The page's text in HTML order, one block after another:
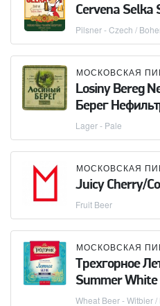
Cervena Selka
Pilsner - Czech /
Losiny Bereg
Берег
Lager - Pale
Juicy Cherry/
Fruit Beer
Трехгорное
Summer
Wheat Beer - Witbier /